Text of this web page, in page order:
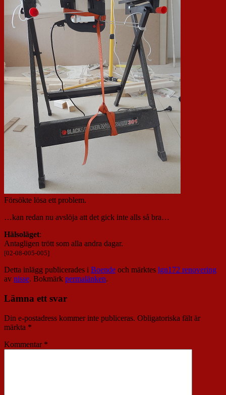
Försökte lösa ett problem.
…kan redan nu avslöja att det gick inte alls så bra…
Hälsoläget:
Antagligen trött som alla andra dagar.
[02-08-005-005]
Detta inlägg publicerades i Boende och märktes lgn172 renovering
av nisse. Bokmärk permalänken.
Lämna ett svar
Din e-postadress kommer inte publiceras. Obligatoriska fält är
märkta *
Kommentar *